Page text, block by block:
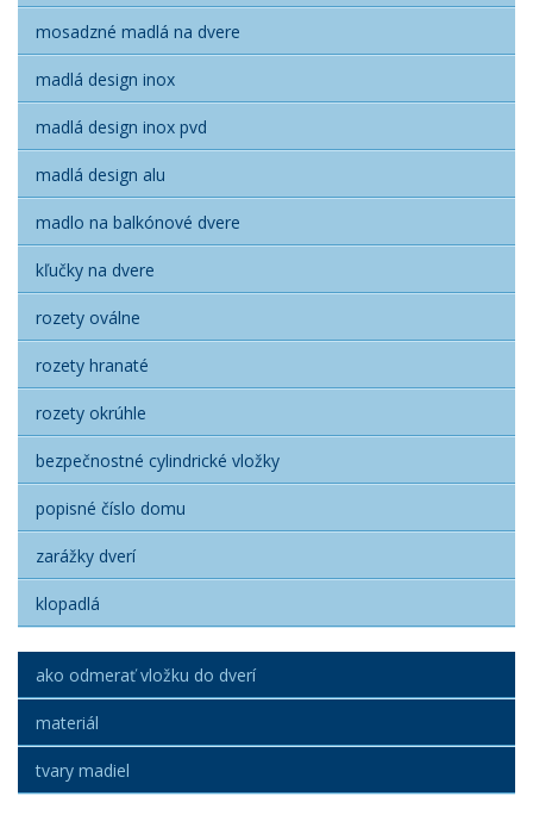
mosadzné madlá na dvere
madlá design inox
madlá design inox pvd
madlá design alu
madlo na balkónové dvere
kľučky na dvere
rozety oválne
rozety hranaté
rozety okrúhle
bezpečnostné cylindrické vložky
popisné číslo domu
zarážky dverí
klopadlá
ako odmerať vložku do dverí
materiál
tvary madiel